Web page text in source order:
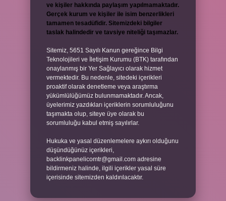
ve kişiler hakkında paylaşım yapılmamaktadır.
Gerçek kurum ve kişiler ile isim benzerlikleri
tamamen tesadüfidir. Sitemizdeki bilgiler
taslak halindedir ve tavsiye niteliği taşımazlar.
Sitemiz, 5651 Sayılı Kanun gereğince Bilgi
Teknolojileri ve İletişim Kurumu (BTK) tarafından
onaylanmış bir Yer Sağlayıcı olarak hizmet
vermektedir. Bu nedenle, sitedeki içerikleri
proaktif olarak denetleme veya araştırma
yükümlülüğümüz bulunmamaktadır. Ancak,
üyelerimiz yazdıkları içeriklerin sorumluluğunu
taşımakta olup, siteye üye olarak bu
sorumluluğu kabul etmiş sayılırlar.
Hukuka ve yasal düzenlemelere aykırı olduğunu
düşündüğünüz içerikleri,
backlinkpanelicomtr@gmail.com adresine
bildirmeniz halinde, ilgili içerikler yasal süre
içerisinde sitemizden kaldırılacaktır.